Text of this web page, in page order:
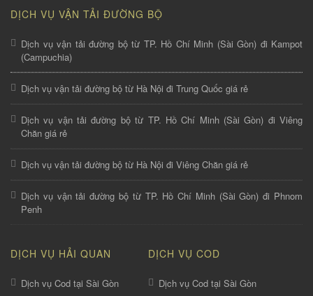
DỊCH VỤ VẬN TẢI ĐƯỜNG BỘ
Dịch vụ vận tải đường bộ từ TP. Hồ Chí Minh (Sài Gòn) đi Kampot
(Campuchia)
Dịch vụ vận tải đường bộ từ Hà Nội đi Trung Quốc giá rẻ
Dịch vụ vận tải đường bộ từ TP. Hồ Chí Minh (Sài Gòn) đi Viêng
Chăn giá rẻ
Dịch vụ vận tải đường bộ từ Hà Nội đi Viêng Chăn giá rẻ
Dịch vụ vận tải đường bộ từ TP. Hồ Chí Minh (Sài Gòn) đi Phnom
Penh
DỊCH VỤ HẢI QUAN
Dịch vụ Cod tại Sài Gòn
DỊCH VỤ COD
Dịch vụ Cod tại Sài Gòn